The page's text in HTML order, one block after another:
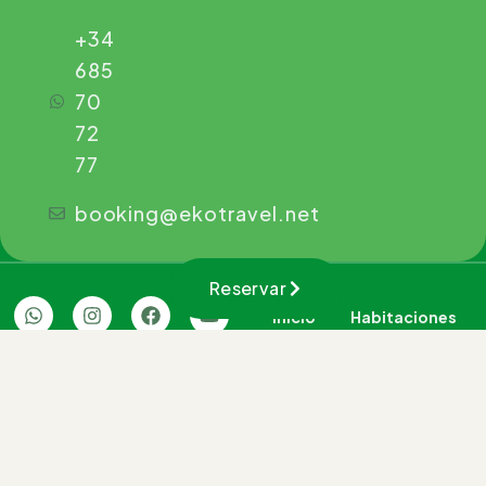
Reservar
+34
685
70
72
77
booking@ekotravel.net
Inicio Habitaciones